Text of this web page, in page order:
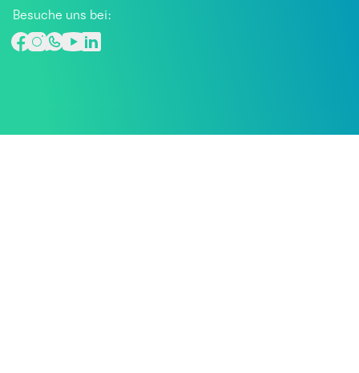
Besuche uns bei: